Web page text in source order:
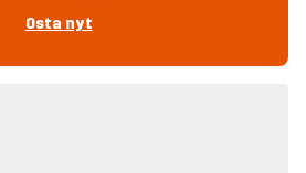
Osta nyt